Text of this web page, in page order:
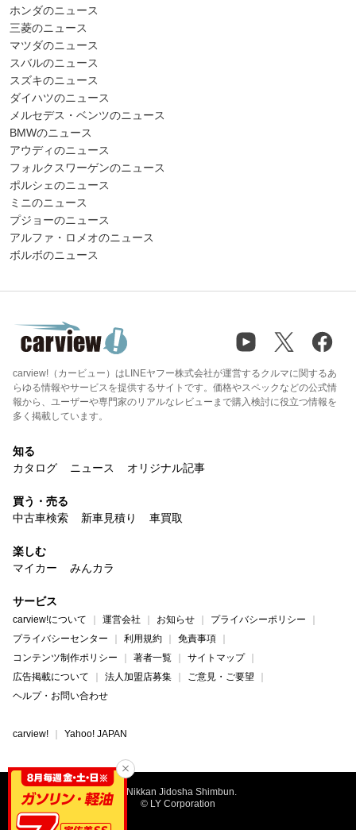
ホンダのニュース
三菱のニュース
マツダのニュース
スバルのニュース
スズキのニュース
ダイハツのニュース
メルセデス・ベンツのニュース
BMWのニュース
アウディのニュース
フォルクスワーゲンのニュース
ポルシェのニュース
ミニのニュース
プジョーのニュース
アルファ・ロメオのニュース
ボルボのニュース
carview!（カービュー）はLINEヤフー株式会社が運営するクルマに関するあ
らゆる情報やサービスを提供するサイトです。価格やスペックなどの公式情
報から、ユーザーや専門家のリアルなレビューまで購入検討に役立つ情報を
多く掲載しています。
知る
カタログ
ニュース オリジナル記事
買う・売る
中古車検索
新車見積り 車買取
楽しむ
マイカー
みんカラ
サービス
carview!について 運営会社 お知らせ
プライバシーポリシー
プライバシーセンター
利用規約
免責事項
コンテンツ制作ポリシー
著者一覧
サイトマップ
広告掲載について
法人加盟店募集
ご意見・ご要望
ヘルプ・お問い合わせ
carview! Yahoo! JAPAN
©Nikkan Jidosha Shimbun.
© LY Corporation